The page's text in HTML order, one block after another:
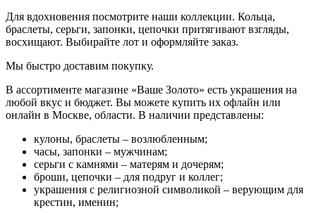
Для вдохновения посмотрите наши коллекции. Кольца,
браслеты, серьги, запонки, цепочки притягивают взгляды,
восхищают. Выбирайте лот и оформляйте заказ.
Мы быстро доставим покупку.
В ассортименте магазине «Ваше Золото» есть украшения на
любой вкус и бюджет. Вы можете купить их офлайн или
онлайн в Москве, области. В наличии представлены:
кулоны, браслеты – возлюбленным;
часы, запонки – мужчинам;
серьги с камнями – матерям и дочерям;
броши, цепочки – для подруг и коллег;
украшения с религиозной символикой – верующим для
крестин, именин;